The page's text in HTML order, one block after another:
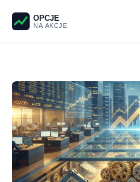
OPCJE
NA AKCJE
Derywaty
Pieniądze
Krypto